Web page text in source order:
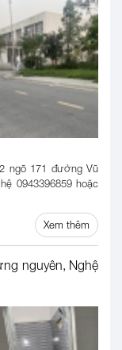
ngõ 171 đường Vũ
0943396859 hoặc
Xem thêm
nguyên, Nghệ